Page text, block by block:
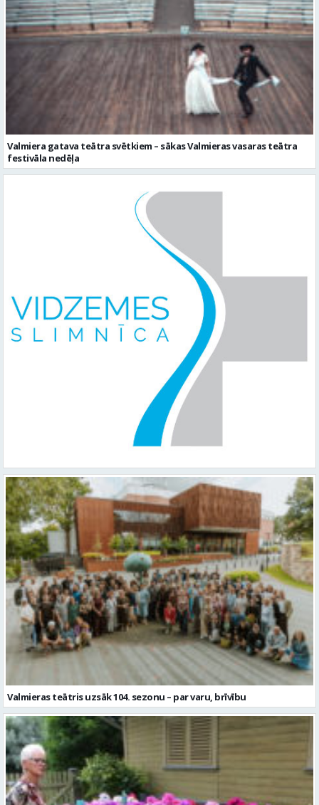
Valmiera gatava teātra svētkiem – sākas Valmieras vasaras teātra
festivāla nedēļa
Valmieras teātris uzsāk 104. sezonu – par varu, brīvību